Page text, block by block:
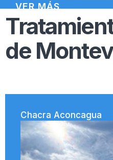
VER MÁS
de
Chacra Aconcagua